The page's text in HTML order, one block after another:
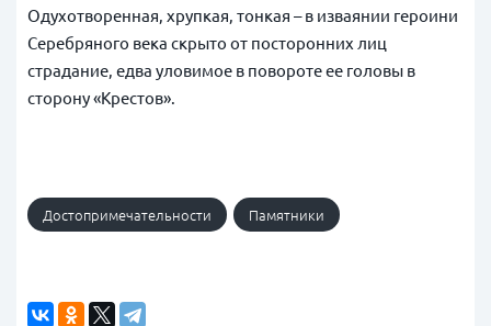
Одухотворенная, хрупкая, тонкая – в изваянии героини
Серебряного века скрыто от посторонних лиц
страдание, едва уловимое в повороте ее головы в
сторону «Крестов».
Достопримечательности Памятники